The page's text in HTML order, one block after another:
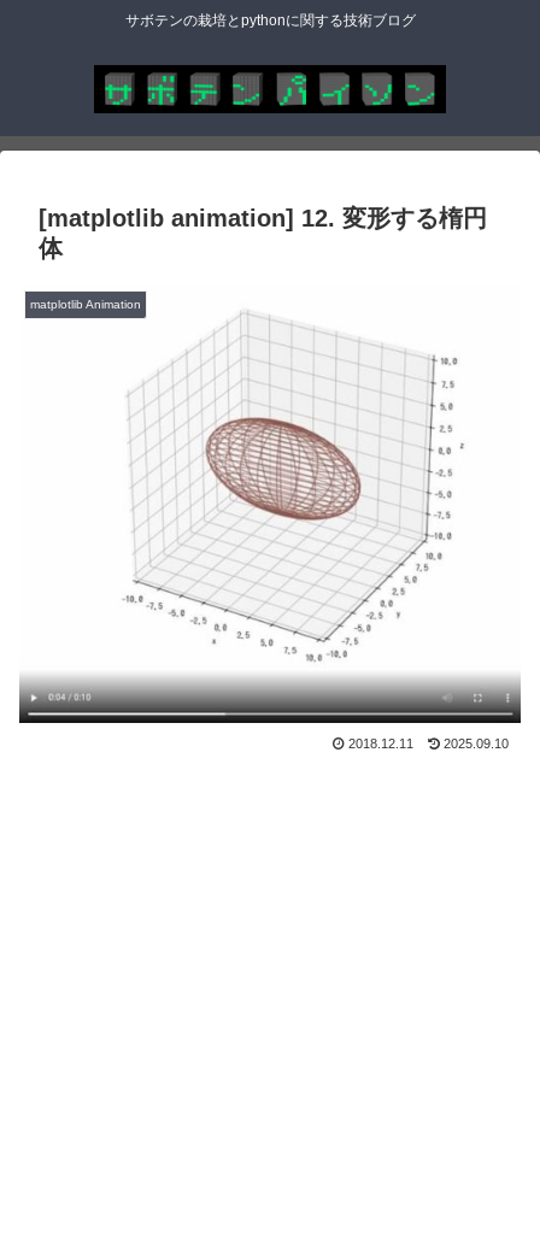
サボテンの栽培とpythonに関する技術ブログ
[matplotlib animation] 12. 変形する楕円
体
matplotlib Animation
2018.12.11 2025.09.10